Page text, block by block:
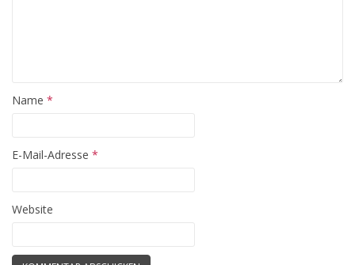
Name *
E-Mail-Adresse *
Website